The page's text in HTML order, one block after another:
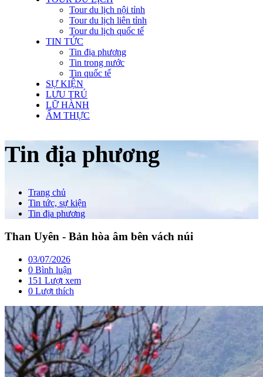
Tour du lịch nội tỉnh
Tour du lịch liên tỉnh
Tour du lịch quốc tế
TIN TỨC
Tin địa phương
Tin trong nước
Tin quốc tế
SỰ KIỆN
LƯU TRÚ
LỮ HÀNH
ẨM THỰC
Tin địa phương
Trang chủ
Tin tức, sự kiện
Tin địa phương
Than Uyên - Bản hòa âm bên vách núi
03/07/2026
0 Bình luận
151 Lượt xem
0 Lượt thích